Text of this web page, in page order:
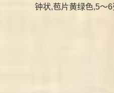
钟状,苞片黄绿色,5～